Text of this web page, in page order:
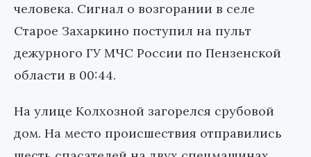
человека. Сигнал о возгорании в селе
Старое Захаркино поступил на пульт
дежурного ГУ МЧС России по Пензенской
области в 00:44.
На улице Колхозной загорелся срубовой
дом. На место происшествия отправились